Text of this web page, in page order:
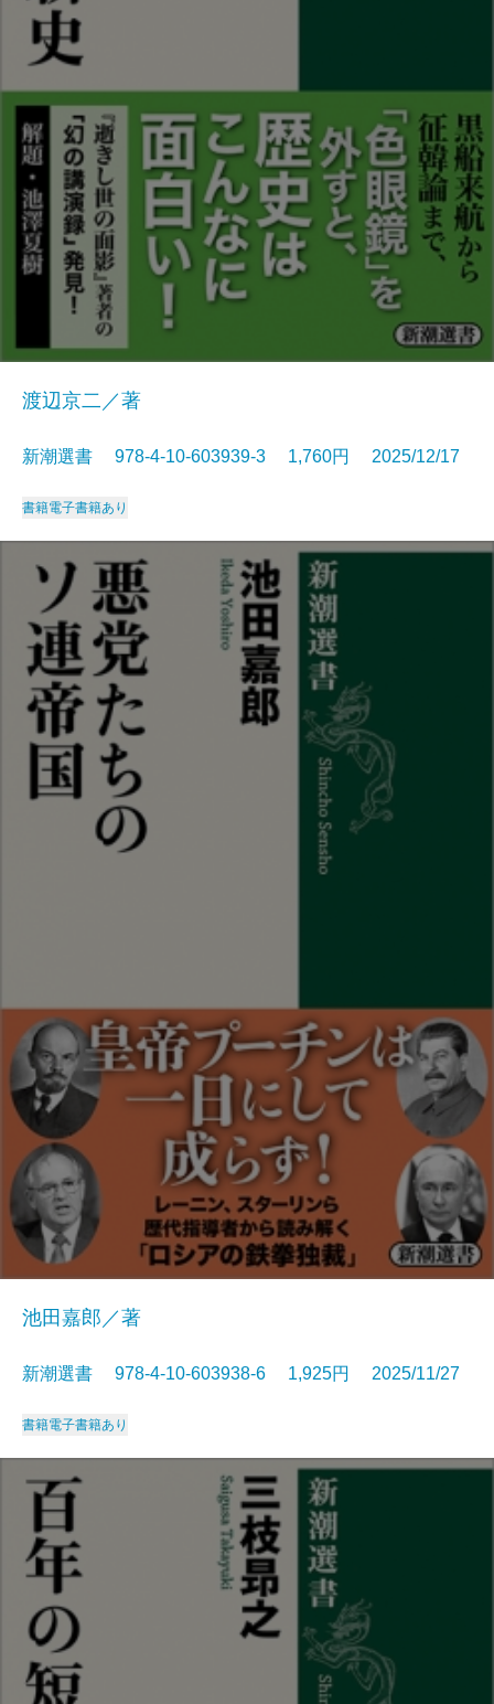
渡辺京二／著
新潮選書 978-4-10-603939-3 1,760円 2025/12/17
書籍電子書籍あり
池田嘉郎／著
新潮選書 978-4-10-603938-6 1,925円 2025/11/27
書籍電子書籍あり